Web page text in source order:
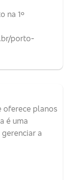
na 1º
porto-
oferece planos
é uma
a